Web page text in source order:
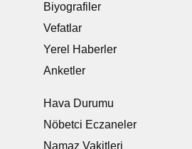
Biyografiler
Vefatlar
Yerel Haberler
Anketler
Hava Durumu
Nöbetci Eczaneler
Namaz Vakitleri